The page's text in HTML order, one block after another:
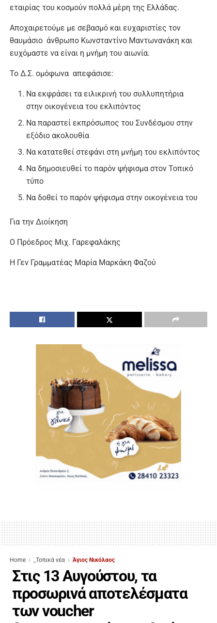
εταιρίας του κοσμούν πολλά μέρη της Ελλάδας.
Αποχαιρετούμε με σεβασμό και ευχαριστίες τον
θαυμάσιο άνθρωπο Κωνσταντίνο Μαντωνανάκη και
ευχόμαστε να είναι η μνήμη του αιωνία.
Το Δ.Σ. ομόφωνα απεφάσισε:
Να εκφράσει τα ειλικρινή του συλλυπητήρια
στην οικογένεια του εκλιπόντος
Να παραστεί εκπρόσωπος του Συνδέσμου στην
εξόδιο ακολουθία
Να κατατεθεί στεφάνι στη μνήμη του εκλιπόντος
Να δημοσιευθεί το παρόν ψήφισμα στον Τοπικό
τύπο
Να δοθεί το παρόν ψήφισμα στην οικογένεια του
Για την Διοίκηση
Ο Πρόεδρος Μιχ. Γαρεφαλάκης
Η Γεν Γραμματέας Μαρία Μαρκάκη Φαζού
Home _Τοπικά νέα Άγιος Νικόλαος
Στις 13 Αυγούστου, τα
προσωρινά αποτελέσματα
των voucher